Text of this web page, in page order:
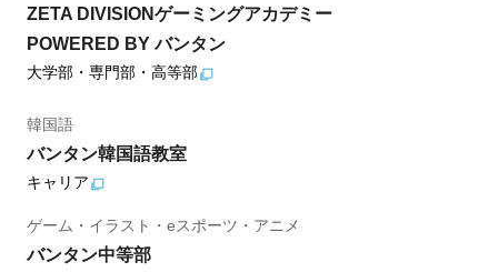
ZETA DIVISIONゲーミングアカデミー
POWERED BY バンタン
大学部・専門部・高等部
韓国語
バンタン韓国語教室
キャリア
ゲーム・イラスト・eスポーツ・アニメ
バンタン中等部